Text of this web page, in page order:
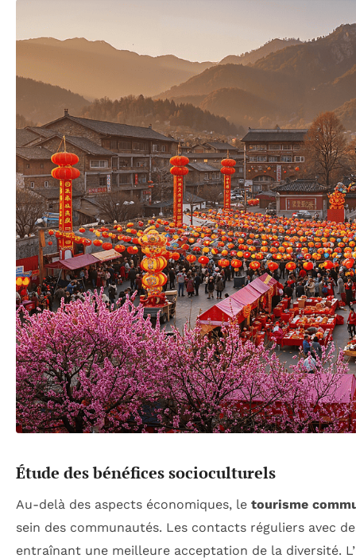
Étude des bénéfices socioculturels
Au-delà des aspects économiques, le tourisme
sein des communautés. Les contacts réguliers avec
entraînant une meilleure acceptation de la diversité.